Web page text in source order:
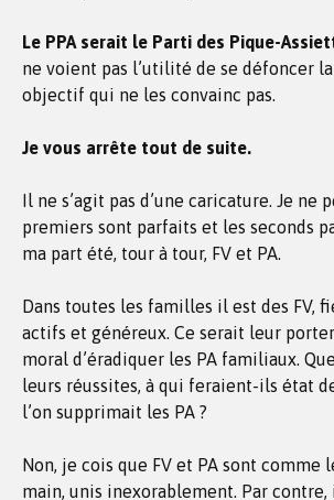
Le PPA serait le Parti des Pique-
ne voient pas l’utilité de se défoncer
objectif qui ne les convainc pas.
Je vous arrête tout de suite.
Il ne s’agit pas d’une caricature. Je ne
premiers sont parfaits et les seconds
ma part été, tour à tour, FV et PA.
Dans toutes les familles il est des FV,
actifs et généreux. Ce serait leur
moral d’éradiquer les PA familiaux.
leurs réussites, à qui feraient-ils état
l’on supprimait les PA ?
Non, je cois que FV et PA sont comme
main, unis inexorablement. Par